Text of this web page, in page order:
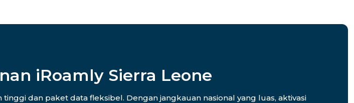
iRoamly Sierra Leone
dan paket data fleksibel. Dengan jangkauan nasional yang luas, aktivasi